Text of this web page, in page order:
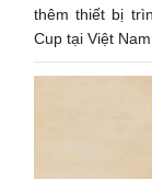
thêm thiết bị
Cup tại Việt Nam.